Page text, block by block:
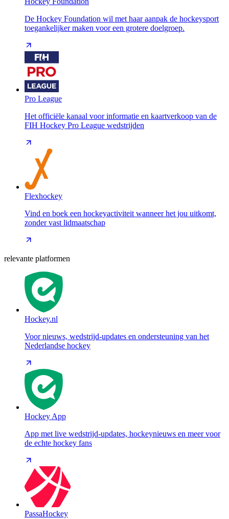
De Hockey Foundation wil met haar aanpak de hockeysport
toegankelijker maken voor een grotere doelgroep.
Pro League
Het officiële kanaal voor informatie en kaartverkoop van de
FIH Hockey Pro League wedstrijden
Flexhockey
Vind en boek een hockeyactiviteit wanneer het jou uitkomt,
zonder vast lidmaatschap
relevante platformen
Hockey.nl
Voor nieuws, wedstrijd-updates en ondersteuning van het
Nederlandse hockey
Hockey App
App met live wedstrijd-updates, hockeynieuws en meer voor
de echte hockey fans
PassaHockey